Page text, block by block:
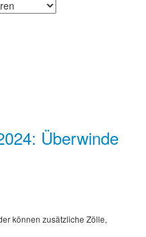
Überwinde
können zusätzliche Zölle,